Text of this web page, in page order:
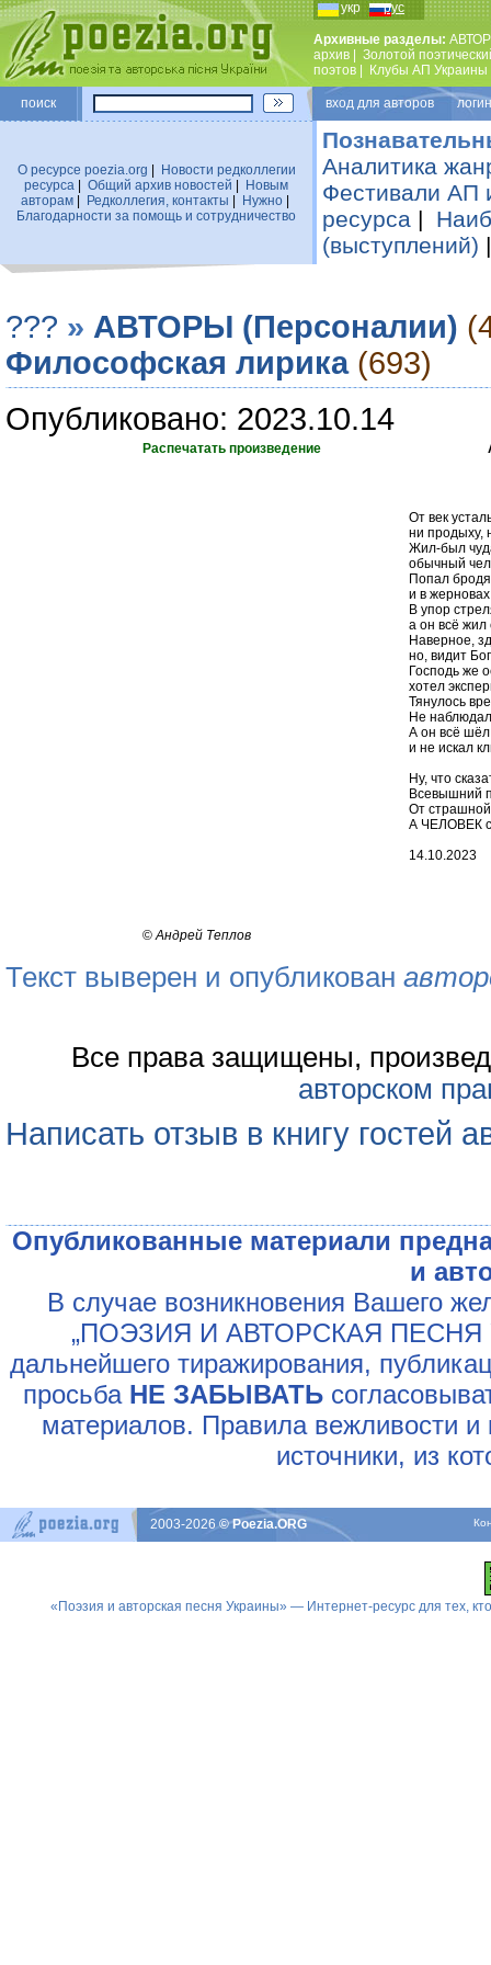
укр рус
Архивные разделы:
архив
Золотой
поэтов
Клубы АП Украины
поиск вход для авторов
О ресурсе poezia.org
Новости редколлегии
ресурса
Общий архив новостей
Новым
авторам| Редколлегия, контакты Нужно|
Благодарности за помощь и сотрудничество
Аналитика
Фестивали АП
ресурса |
(выступлений)
??? » АВТОРЫ (Персоналии)
Философская лирика (693)
Опубликовано: 2023.10.14
Распечатать произведение
От век
ни продыху,
Жил-был
обычный
Попал
и в
В упор
а он всё жил
Наверное,
но, видит
Господь же
хотел
Тянулось
Не
А он всё
и не искал
Ну, что
Всевышний
От страшной
А ЧЕЛОВЕК
14.10.2023
©Андрей Теплов
Текст выверен и опубликован
Все права защищены,
авторском
Написать отзыв в книгу гостей
Опубликованные материали
и
В случае возникновения Вашего
„ПОЭЗИЯ И АВТОРСКАЯ ПЕСНЯ
дальнейшего тиражирования,
просьба НЕ ЗАБЫВАТЬ
материалов. Правила вежливости и
источники, из
2003-2026© Poezia.ORG
«Поэзия и авторская песня Украины» — Интернет-ресурс для тех,